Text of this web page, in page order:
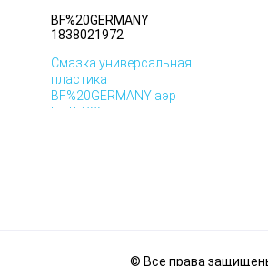
BF%20GERMANY
1838021972
Смазка универсальная
пластика
BF%20GERMANY аэр
БмД 400мл
© Все права